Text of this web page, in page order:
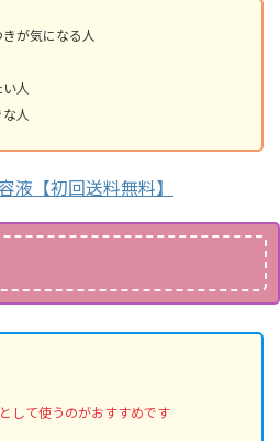
が気になる人
人
人
液【初回送料無料】
して使うのがおすすめです